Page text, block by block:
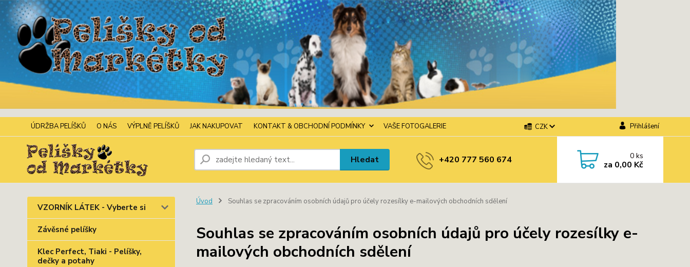
ÚDRŽBA PELÍŠKŮ O NÁS VÝPLNĚ PELÍŠKŮ JAK NAKUPOVAT KONTAKT & OBCHODNÍ PODMÍNKY VAŠE FOTOGALERIE CZK Přihlášení
Hledat +420 777 560 674 0ks
za 0,00 Kč
VZORNÍK LÁTEK - Vyberte si
Závěsné pelíšky
Klec Perfect, Tiaki - Pelíšky,
dečky a potahy
Úvod Souhlas se zpracováním osobních údajů pro účely rozesílky e-mailových obchodních sdělení
Souhlas se zpracováním osobních údajů pro účely rozesílky e-
mailových obchodních sdělení